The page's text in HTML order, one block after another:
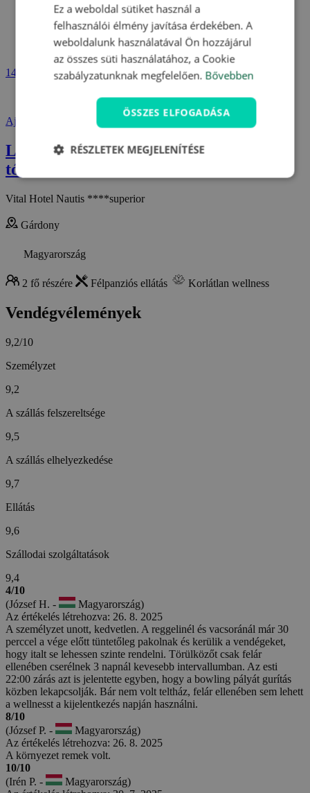
141 100 Ft
15 % KEDVEZMÉNNYEL 20 DB AJÁNLAT
Ajánlat megjelenítése
Luxushajókat idéző pihenés a Velencei-
tónál
Vital Hotel Nautis ****superior
Gárdony
Magyarország
2 fő részére Félpanziós ellátás Korlátlan wellness
Vendégvélemények
9,2/10
Személyzet
9,2
A szállás felszereltsége
9,5
A szállás elhelyezkedése
9,7
Ellátás
9,6
Szállodai szolgáltatások
9,4
4/10
(József H. -
Magyarország)
Az értékelés létrehozva: 26. 8. 2025
A személyzet unott, kedvetlen. A reggelinél és vacsoránál már 30
perccel a vége előtt tüntetőleg pakolnak és kerülik a vendégeket,
hogy italt se lehessen szinte rendelni. Törülközőt csak felár
ellenében cserélnek 3 napnál kevesebb intervallumban. Az esti
22:00 zárás azt is jelentette egyben, hogy a bowling pályát gurítás
közben lekapcsolják. Bár nem volt teltház, felár ellenében sem lehett
a wellnesst a kijelentkezés napján használni.
8/10
(József P. -
Magyarország)
Az értékelés létrehozva: 26. 8. 2025
A környezet remek volt.
10/10
(Irén P. -
Magyarország)
Ez a weboldal sütiket használ a
felhasználói élmény javítása érdekében. A
weboldalunk használatával Ön hozzájárul
az összes süti használatához, a Cookie
szabályzatunknak megfelelően. Bővebben
ÖSSZES ELFOGADÁSA
RÉSZLETEK MEGJELENÍTÉSE